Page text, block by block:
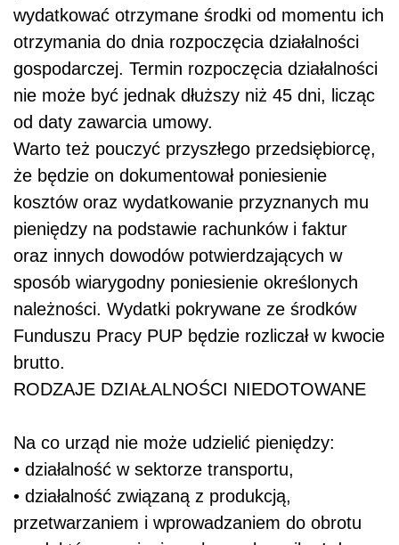
wydatkować otrzymane środki od momentu ich
otrzymania do dnia rozpoczęcia działalności
gospodarczej. Termin rozpoczęcia działalności
nie może być jednak dłuższy niż 45 dni, licząc
od daty zawarcia umowy.
Warto też pouczyć przyszłego przedsiębiorcę,
że będzie on dokumentował poniesienie
kosztów oraz wydatkowanie przyznanych mu
pieniędzy na podstawie rachunków i faktur
oraz innych dowodów potwierdzających w
sposób wiarygodny poniesienie określonych
należności. Wydatki pokrywane ze środków
Funduszu Pracy PUP będzie rozliczał w kwocie
brutto.
RODZAJE DZIAŁALNOŚCI NIEDOTOWANE
Na co urząd nie może udzielić pieniędzy:
• działalność w sektorze transportu,
• działalność związaną z produkcją,
przetwarzaniem i wprowadzaniem do obrotu